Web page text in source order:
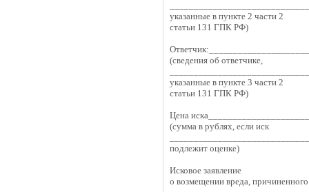
указанные в пункте 2 части 2
статьи 131 ГПК РФ)
(сведения об ответчике,
указанные в пункте 3 части 2
статьи 131 ГПК РФ)
Цена
(сумма в рублях, если иск
подлежит оценке)
Исковое заявление
о возмещении вреда,